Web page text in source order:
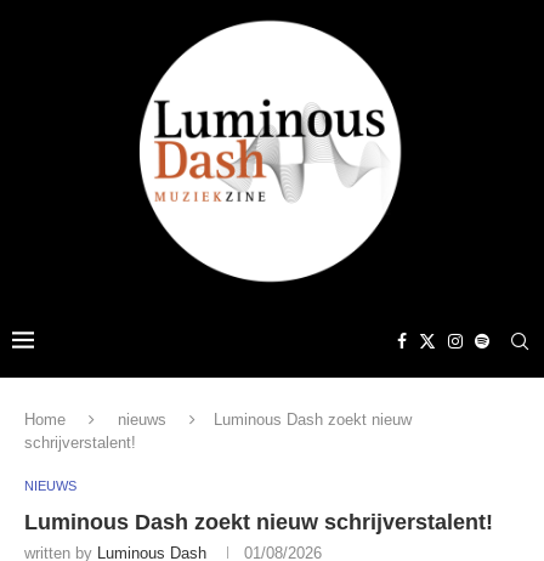
Home nieuws
Luminous Dash zoekt nieuw
schrijverstalent!
NIEUWS
Luminous Dash zoekt nieuw schrijverstalent!
written by Luminous Dash 01/08/2026